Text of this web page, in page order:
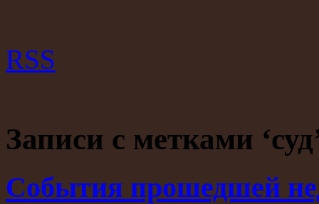
RSS
Записи с метками
События прошедшей